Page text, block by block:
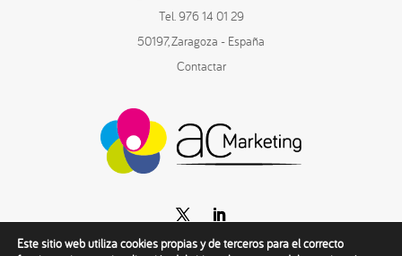
Tel. 976 14 01 29
50197, Zaragoza - España
Contactar
Este sitio web utiliza cookies propias y de terceros para el correcto